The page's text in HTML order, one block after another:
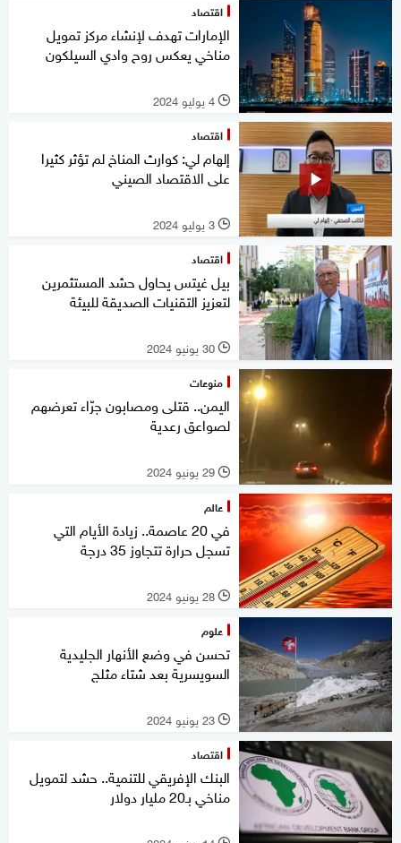
اقتصاد
الإمارات تهدف لإنشاء مركز تمويل
مناخي يعكس روح وادي السيلكون
l 4 يوليو 2024
اقتصاد
إلهام لي: كوارث المناخ لم تؤثر كثيرا
على الاقتصاد الصيني
l 3 يوليو 2024
اقتصاد
بيل غيتس يحاول حشد المستثمرين
لتعزيز التقنيات الصديقة للبيئة
l 30 يونيو 2024
منوعات
اليمن.. قتلى ومصابون جرّاء تعرضهم
لصواعق رعدية
l 29 يونيو 2024
عالم
في 20 عاصمة.. زيادة الأيام التي
تسجل حرارة تتجاوز 35 درجة
l 28 يونيو 2024
علوم
تحسن في وضع الأنهار الجليدية
السويسرية بعد شتاء مثلج
l 23 يونيو 2024
اقتصاد
البنك الإفريقي للتنمية.. حشد لتمويل
مناخي بـ20 مليار دولار